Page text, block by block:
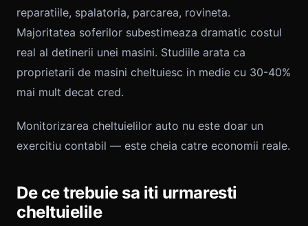
reparatiile, spalatoria, parcarea, rovineta.
Majoritatea soferilor subestimeaza dramatic costul
real al detinerii unei masini. Studiile arata ca
proprietarii de masini cheltuiesc in medie cu 30-40%
mai mult decat cred.
Monitorizarea cheltuielilor auto nu este doar un
exercitiu contabil — este cheia catre economii reale.
De ce trebuie sa iti urmaresti
cheltuielile